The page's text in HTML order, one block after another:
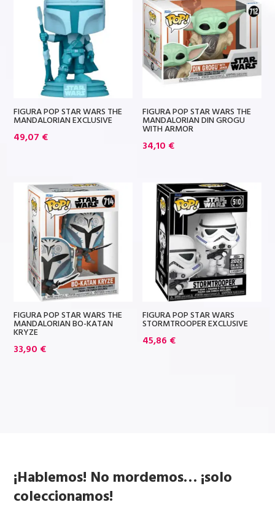
FIGURA POP STAR WARS THE
MANDALORIAN EXCLUSIVE
49,07 €
FIGURA POP STAR WARS THE
MANDALORIAN DIN GROGU
WITH ARMOR
34,10 €
FIGURA POP STAR WARS THE
MANDALORIAN BO-KATAN
KRYZE
33,90 €
FIGURA POP STAR WARS
STORMTROOPER EXCLUSIVE
45,86 €
¡Hablemos! No mordemos… ¡solo
coleccionamos!